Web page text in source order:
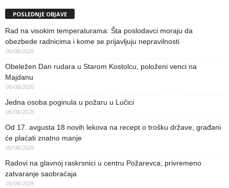
POSLEDNJE OBJAVE
Rad na visokim temperaturama: Šta poslodavci moraju da
obezbede radnicima i kome se prijavljuju nepravilnosti
06/08/2026
Obeležen Dan rudara u Starom Kostolcu, položeni venci na
Majdanu
06/08/2026
Jedna osoba poginula u požaru u Lučici
06/08/2026
Od 17. avgusta 18 novih lekova na recept o trošku države, građani
će plaćati znatno manje
05/08/2026
Radovi na glavnoj raskrsnici u centru Požarevca, privremeno
zatvaranje saobraćaja
05/08/2026